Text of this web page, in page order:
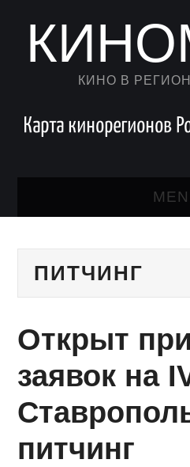
КИНО В
КАЛЕНДАРЬ
КИНОЗАЛ
ПИТЧИНГ
Открыт
заявок на
питчинг